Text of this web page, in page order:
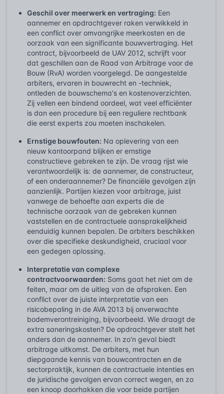
Geschil over meerwerk en vertraging: Een
aannemer en opdrachtgever raken verwikkeld in
een conflict over omvangrijke meerkosten en de
oorzaak van een significante bouwvertraging. Het
contract, bijvoorbeeld de UAV 2012, schrijft voor
dat geschillen aan de Raad van Arbitrage voor de
Bouw (RvA) worden voorgelegd. De aangestelde
arbiters, ervaren in bouwrecht en -techniek,
ontleden de bouwschema's en kostenoverzichten.
Zij vellen een bindend oordeel, wat veel efficiënter
is dan een procedure bij een reguliere rechtbank
die eerst experts zou moeten inschakelen.
Ernstige bouwfouten: Na oplevering van een
nieuw kantoorpand blijken er ernstige
constructieve gebreken te zijn. De vraag rijst wie
verantwoordelijk is: de aannemer, de constructeur,
of een onderaannemer? De financiële gevolgen zijn
aanzienlijk. Partijen kiezen voor arbitrage, juist
vanwege de behoefte aan experts die de
technische oorzaak van de gebreken kunnen
vaststellen en de contractuele aansprakelijkheid
eenduidig kunnen bepalen. De arbiters beschikken
over die specifieke deskundigheid, cruciaal voor
een gedegen oplossing.
Interpretatie van complexe
contractvoorwaarden: Soms gaat het niet om de
feiten, maar om de uitleg van de afspraken. Een
conflict over de juiste interpretatie van een
risicobepaling in de AVA 2013 bij onverwachte
bodemverontreiniging, bijvoorbeeld. Wie draagt de
extra saneringskosten? De opdrachtgever stelt het
anders dan de aannemer. In zo'n geval biedt
arbitrage uitkomst. De arbiters, met hun
diepgaande kennis van bouwcontracten en de
sectorpraktijk, kunnen de contractuele intenties en
de juridische gevolgen ervan correct wegen, en zo
een knoop doorhakken die voor beide partijen